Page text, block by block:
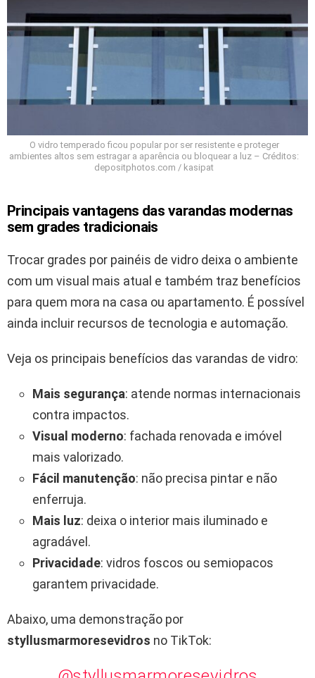
O vidro temperado ficou popular por ser resistente e proteger
ambientes altos sem estragar a aparência ou bloquear a luz – Créditos:
depositphotos.com / kasipat
Principais vantagens das varandas modernas
sem grades tradicionais
Trocar grades por painéis de vidro deixa o ambiente
com um visual mais atual e também traz benefícios
para quem mora na casa ou apartamento. É possível
ainda incluir recursos de tecnologia e automação.
Veja os principais benefícios das varandas de vidro:
Mais segurança: atende normas internacionais
contra impactos.
Visual moderno: fachada renovada e imóvel
mais valorizado.
Fácil manutenção: não precisa pintar e não
enferruja.
Mais luz: deixa o interior mais iluminado e
agradável.
Privacidade: vidros foscos ou semiopacos
garantem privacidade.
Abaixo, uma demonstração por
styllusmarmoresevidros no TikTok: